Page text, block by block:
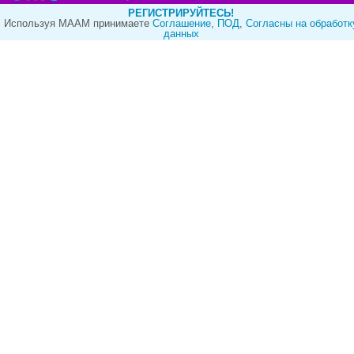
РЕГИСТРИРУЙТЕСЬ!
Используя МААМ принимаете Cоглашение, ПОД, Согласны на
данных